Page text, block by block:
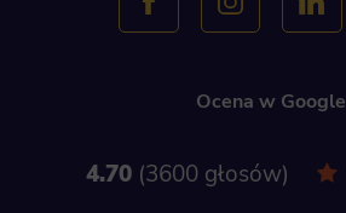
Ocena w Google
4.70 3600 głosów